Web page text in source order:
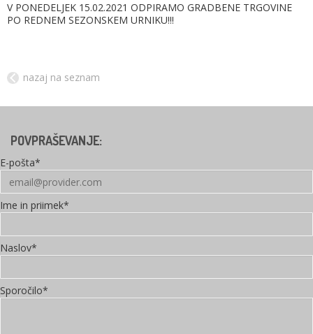
V PONEDELJEK 15.02.2021 ODPIRAMO GRADBENE TRGOVINE
PO REDNEM SEZONSKEM URNIKU!!!
nazaj na seznam
POVPRAŠEVANJE:
E-pošta*
Ime in priimek*
Naslov*
Sporočilo*